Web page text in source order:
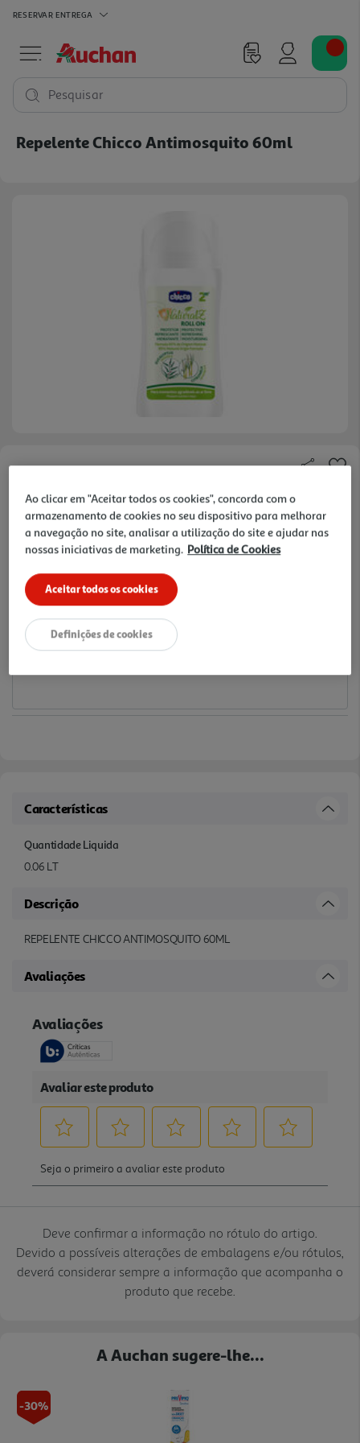
RESERVAR ENTREGA
Pesquisar
Repelente Chicco Antimosquito 60ml
Ref. / EAN:
7259580
162.33 €/Lt
9,74 €
sobre
PVP Recomendado: 12,99
Notas de preparação
Características
Quantidade Liquida
0.06 LT
Descrição
REPELENTE CHICCO ANTIMOSQUITO 60ML
Avaliações
Deve confirmar a informação no rótulo do artigo.
Devido a possíveis alterações de embalagens e/ou rótulos,
deverá considerar sempre a informação que acompanha o
produto que recebe.
A Auchan sugere-lhe...
-30%
Ao clicar em "Aceitar todos os cookies", concorda com o
armazenamento de cookies no seu dispositivo para melhorar
a navegação no site, analisar a utilização do site e ajudar nas
nossas iniciativas de marketing. Política de Cookies
Aceitar todos os cookies
Definições de cookies